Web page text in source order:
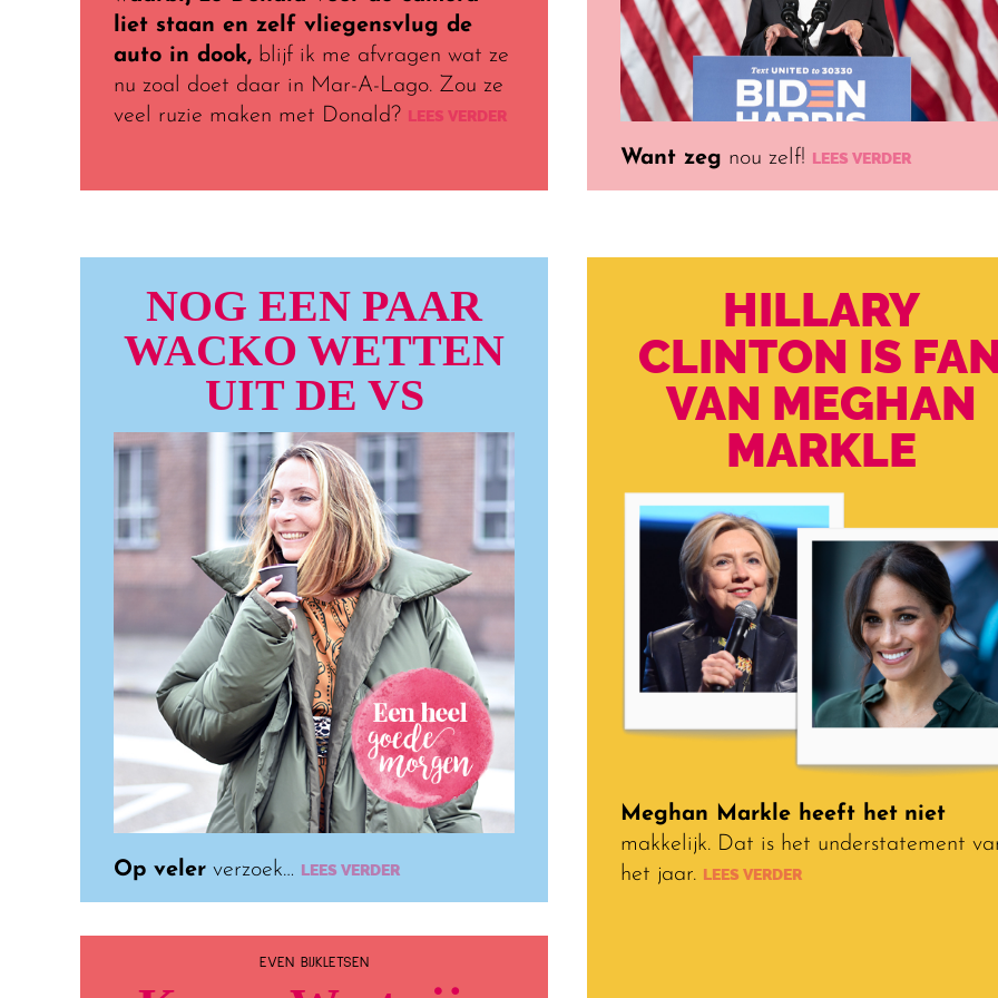
liet staan en zelf vliegensvlug de
auto in dook, blijf ik me afvragen wat ze
nu zoal doet daar in Mar-A-Lago. Zou ze
veel ruzie maken met Donald? LEES VERDER
Want zeg nou zelf! LEES VERDER
NOG EEN PAAR
WACKO WETTEN
UIT DE VS
Op veler verzoek… LEES VERDER
EVEN BIJKLETSEN
HILLARY
CLINTON IS
VAN MEGHAN
MARKLE
Meghan Markle heeft het niet
makkelijk. Dat is het understatement
het jaar. LEES VERDER